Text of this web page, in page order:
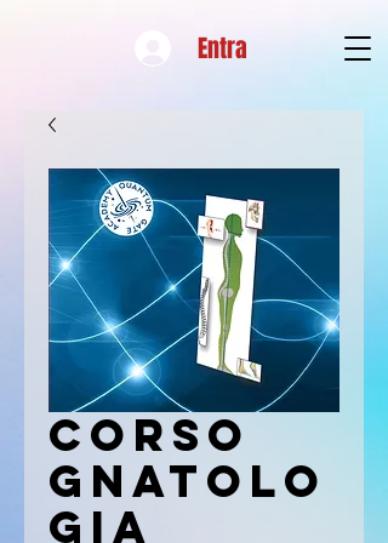
Entra
Corso
Gnatolo
gia